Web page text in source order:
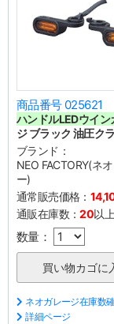
商品番号 025621
ハンドルLEDウイン
ジ ブラック 油圧ク
ブランド：
NEO FACTORY(ネ
ー)
通常販売価格：
通販在庫数：20以上
数量：
ネオガレージ在庫数
詳細ページ